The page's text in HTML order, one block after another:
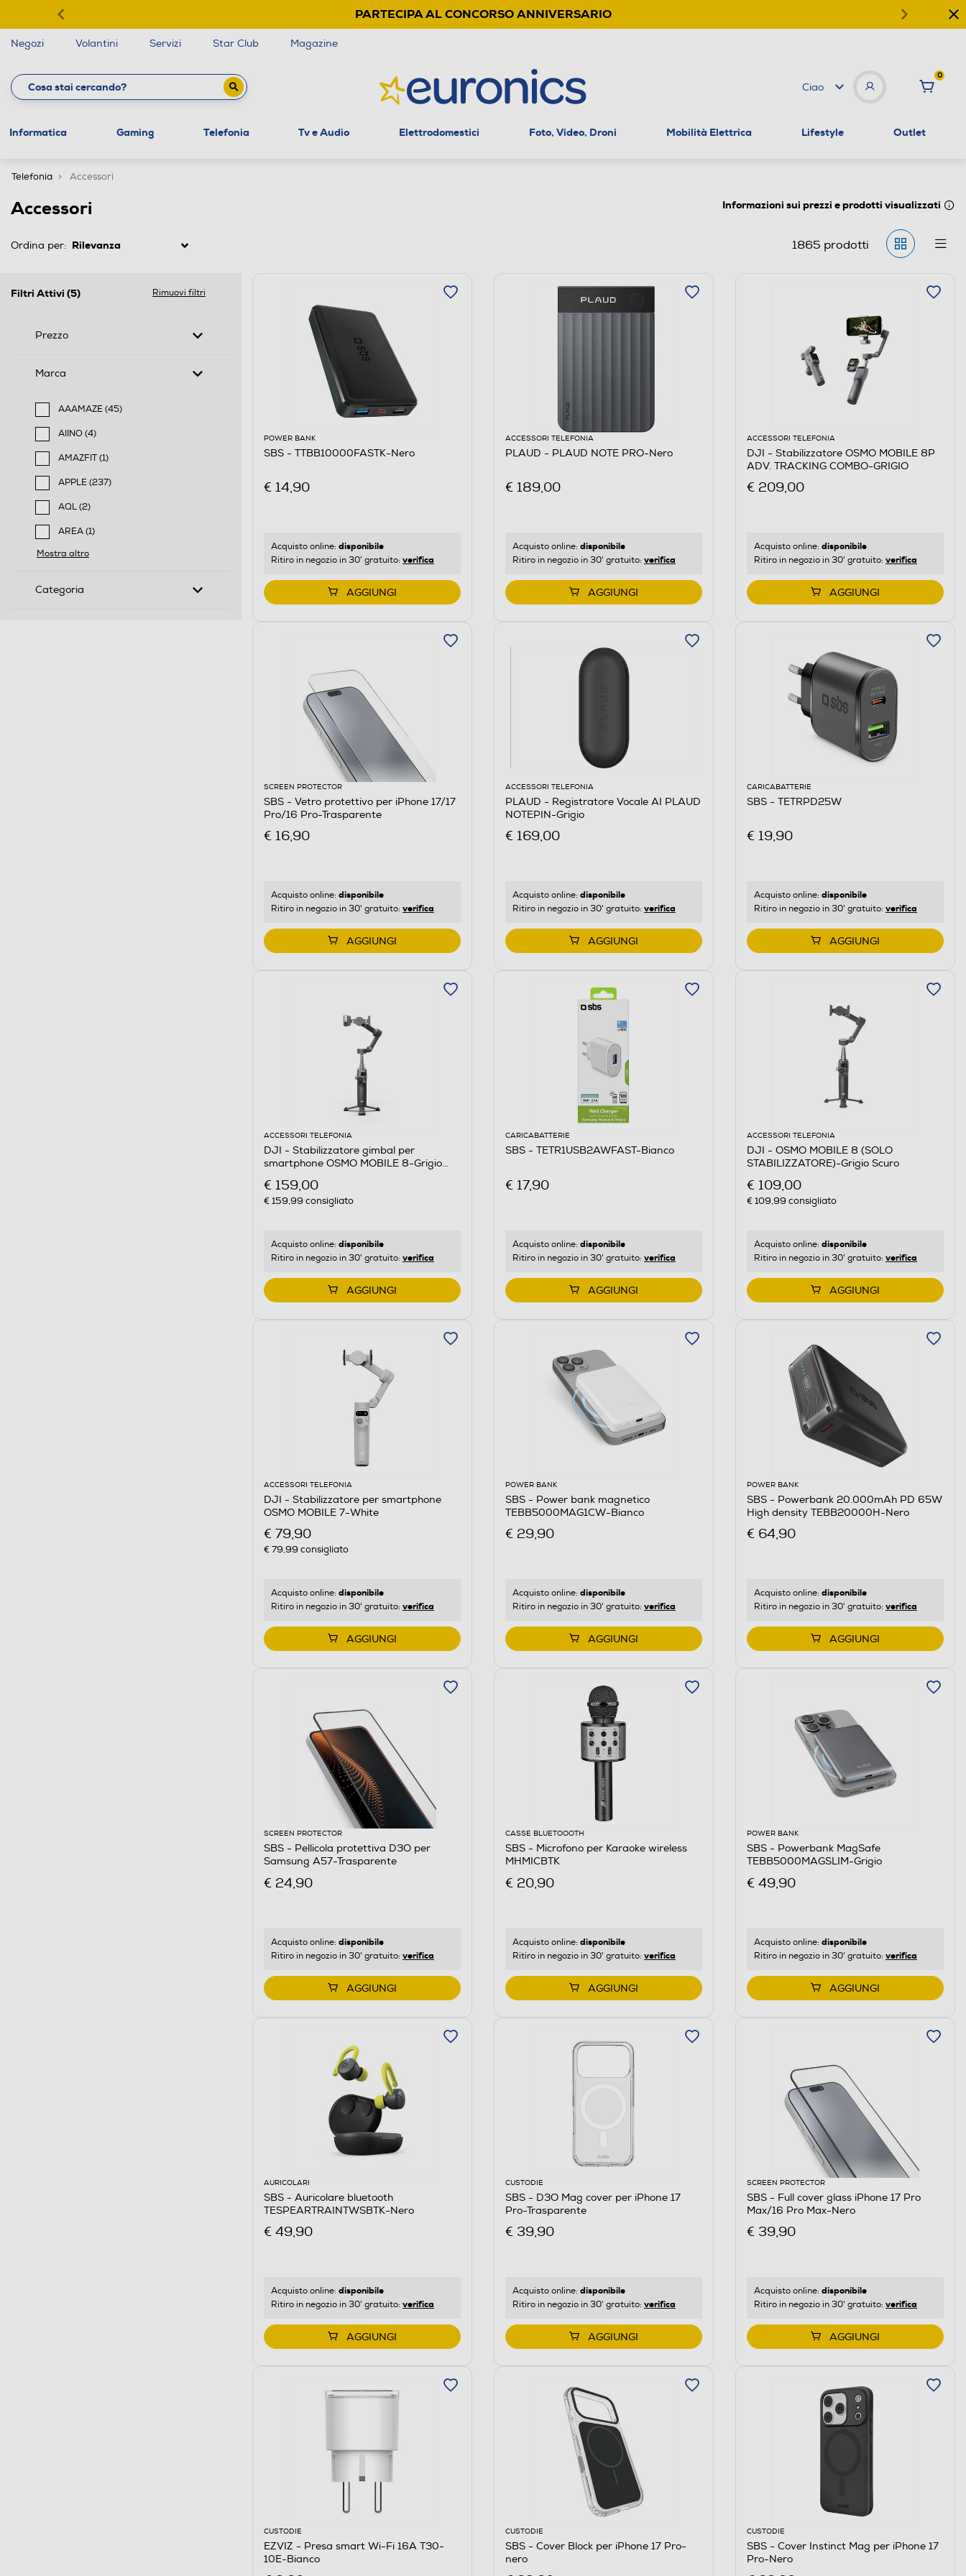
PARTECIPA AL CONCORSO ANNIVERSARIO
Negozi Volantini Servizi Star Club Magazine
Ciao
0
Informatica Gaming Telefonia Tv e Audio Elettrodomestici Foto, Video, Droni Mobilità Elettrica Lifestyle Outlet
Telefonia Accessori
Accessori Informazioni sui prezzi e prodotti visualizzati
Ordina per: 1865 prodotti
Filtri Attivi (5) Rimuovi filtri
Prezzo
Marca
AAAMAZE (45)
Filtra per Marca: AAAMAZE
AIINO (4)
Filtra per Marca: AIINO
AMAZFIT (1)
Filtra per Marca: AMAZFIT
APPLE (237)
Filtra per Marca: APPLE
AQL (2)
Filtra per Marca: AQL
AREA (1)
Filtra per Marca: AREA
Mostra altro
Categoria
POWER BANK
SBS - TTBB10000FASTK-Nero
€ 14,90
Acquisto online: disponibile
Ritiro in negozio in 30' gratuito: verifica
AGGIUNGI
ACCESSORI TELEFONIA
PLAUD - PLAUD NOTE PRO-Nero
€ 189,00
Acquisto online: disponibile
Ritiro in negozio in 30' gratuito: verifica
AGGIUNGI
ACCESSORI TELEFONIA
DJI - Stabilizzatore OSMO MOBILE 8P
ADV. TRACKING COMBO-GRIGIO
€ 209,00
Acquisto online: disponibile
Ritiro in negozio in 30' gratuito: verifica
AGGIUNGI
SCREEN PROTECTOR
SBS - Vetro protettivo per iPhone 17/17
Pro/16 Pro-Trasparente
€ 16,90
Acquisto online: disponibile
Ritiro in negozio in 30' gratuito: verifica
AGGIUNGI
ACCESSORI TELEFONIA
PLAUD - Registratore Vocale AI PLAUD
NOTEPIN-Grigio
€ 169,00
Acquisto online: disponibile
Ritiro in negozio in 30' gratuito: verifica
AGGIUNGI
CARICABATTERIE
SBS - TETRPD25W
€ 19,90
Acquisto online: disponibile
Ritiro in negozio in 30' gratuito: verifica
AGGIUNGI
ACCESSORI TELEFONIA
DJI - Stabilizzatore gimbal per
smartphone OSMO MOBILE 8-Grigio
€ 159,00
€ 159,99 consigliato
Acquisto online: disponibile
Ritiro in negozio in 30' gratuito: verifica
AGGIUNGI
CARICABATTERIE
SBS - TETR1USB2AWFAST-Bianco
€ 17,90
Acquisto online: disponibile
Ritiro in negozio in 30' gratuito: verifica
AGGIUNGI
ACCESSORI TELEFONIA
DJI - OSMO MOBILE 8 (SOLO
STABILIZZATORE)-Grigio Scuro
€ 109,00
€ 109,99 consigliato
Acquisto online: disponibile
Ritiro in negozio in 30' gratuito: verifica
AGGIUNGI
ACCESSORI TELEFONIA
DJI - Stabilizzatore per smartphone
OSMO MOBILE 7-White
€ 79,90
€ 79,99 consigliato
Acquisto online: disponibile
Ritiro in negozio in 30' gratuito: verifica
AGGIUNGI
POWER BANK
SBS - Power bank magnetico
TEBB5000MAG1CW-Bianco
€ 29,90
Acquisto online: disponibile
Ritiro in negozio in 30' gratuito: verifica
AGGIUNGI
POWER BANK
SBS - Powerbank 20.000mAh PD 65W
High density TEBB20000H-Nero
€ 64,90
Acquisto online: disponibile
Ritiro in negozio in 30' gratuito: verifica
AGGIUNGI
SCREEN PROTECTOR
SBS - Pellicola protettiva D3O per
Samsung A57-Trasparente
€ 24,90
Acquisto online: disponibile
Ritiro in negozio in 30' gratuito: verifica
AGGIUNGI
CASSE BLUETOOOTH
SBS - Microfono per Karaoke wireless
MHMICBTK
€ 20,90
Acquisto online: disponibile
Ritiro in negozio in 30' gratuito: verifica
AGGIUNGI
POWER BANK
SBS - Powerbank MagSafe
TEBB5000MAGSLIM-Grigio
€ 49,90
Acquisto online: disponibile
Ritiro in negozio in 30' gratuito: verifica
AGGIUNGI
AURICOLARI
SBS - Auricolare bluetooth
TESPEARTRAINTWSBTK-Nero
€ 49,90
Acquisto online: disponibile
Ritiro in negozio in 30' gratuito: verifica
AGGIUNGI
CUSTODIE
SBS - D3O Mag cover per iPhone 17
Pro-Trasparente
€ 39,90
Acquisto online: disponibile
Ritiro in negozio in 30' gratuito: verifica
AGGIUNGI
SCREEN PROTECTOR
SBS - Full cover glass iPhone 17 Pro
Max/16 Pro Max-Nero
€ 39,90
Acquisto online: disponibile
Ritiro in negozio in 30' gratuito: verifica
AGGIUNGI
CUSTODIE
EZVIZ - Presa smart Wi-Fi 16A T30-
10E-Bianco
CUSTODIE
SBS - Cover Block per iPhone 17 Pro-
nero
CUSTODIE
SBS - Cover Instinct Mag per iPhone 17
Pro-Nero